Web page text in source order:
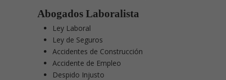
Abogados Laboralista
Ley Laboral
Ley de Seguros
Accidentes de Construcción
Accidente de Empleo
Despido Injusto